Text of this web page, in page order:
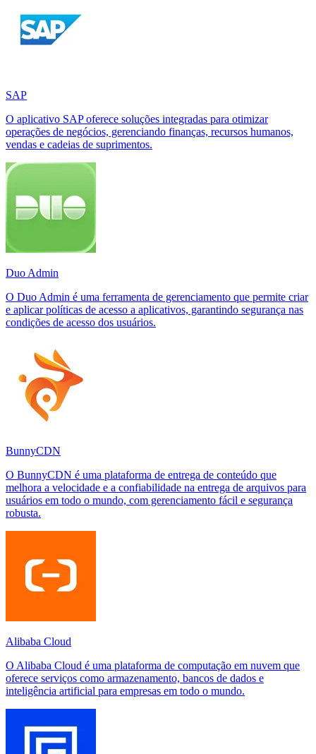
SAP
O aplicativo SAP oferece soluções integradas para otimizar
operações de negócios, gerenciando finanças, recursos humanos,
vendas e cadeias de suprimentos.
Duo Admin
O Duo Admin é uma ferramenta de gerenciamento que permite criar
e aplicar políticas de acesso a aplicativos, garantindo segurança nas
condições de acesso dos usuários.
BunnyCDN
O BunnyCDN é uma plataforma de entrega de conteúdo que
melhora a velocidade e a confiabilidade na entrega de arquivos para
usuários em todo o mundo, com gerenciamento fácil e segurança
robusta.
Alibaba Cloud
O Alibaba Cloud é uma plataforma de computação em nuvem que
oferece serviços como armazenamento, bancos de dados e
inteligência artificial para empresas em todo o mundo.